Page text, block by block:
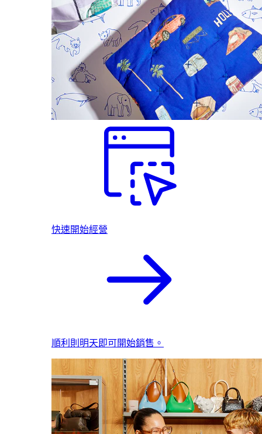
快速開始經營
順利則明天即可開始銷售。